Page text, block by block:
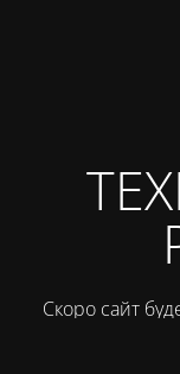
Скоро сайт